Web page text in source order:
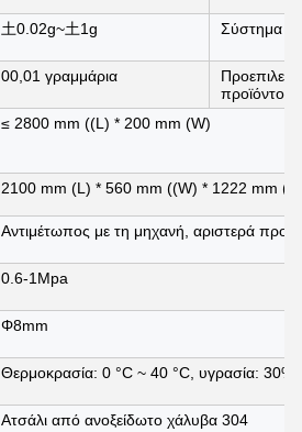
土0.02g~土1g Σύστημα
00,01 γραμμάρια
προϊόντος
≤ 2800 mm ((L) * 200 mm (W)
2100 mm (L) * 560 mm ((W) * 1222 mm
Αντιμέτωπος με τη μηχανή, αριστερά προς
0.6-1Mpa
Φ8mm
Θερμοκρασία: 0 °C ~ 40 °C, υγρασία: 30%
Ατσάλι από ανοξείδωτο χάλυβα 304